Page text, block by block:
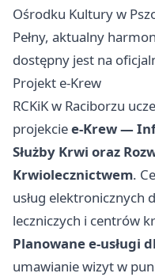
Ośrodku Kultury w
Pełny, aktualny
dostępny jest na
Projekt e-Krew
RCKiK w Raciborzu
projekciee-Krew —
Służby Krwi oraz
Krwiolecznictwem.
usług elektronicznych
leczniczych i centrów
Planowane e-usługi
umawianie wizyt w